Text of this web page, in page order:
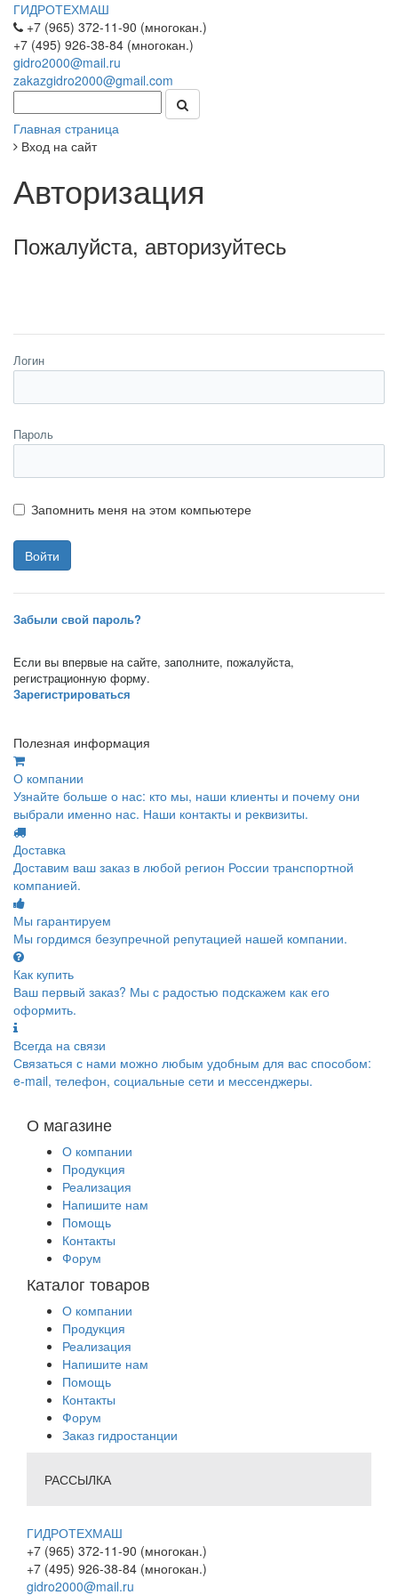
ГИДРОТЕХМАШ
+7 (965) 372-11-90 (многокан.)
+7 (495) 926-38-84 (многокан.)
gidro2000@mail.ru
zakazgidro2000@gmail.com
Главная страница
Вход на сайт
Авторизация
Пожалуйста, авторизуйтесь
Логин
Пароль
Запомнить меня на этом компьютере
Забыли свой пароль?
Если вы впервые на сайте, заполните, пожалуйста,
регистрационную форму.
Зарегистрироваться
Полезная информация
О компании
Узнайте больше о нас: кто мы, наши клиенты и почему они
выбрали именно нас. Наши контакты и реквизиты.
Доставка
Доставим ваш заказ в любой регион России транспортной
компанией.
Мы гарантируем
Мы гордимся безупречной репутацией нашей компании.
Как купить
Ваш первый заказ? Мы с радостью подскажем как его
оформить.
Всегда на связи
Связаться с нами можно любым удобным для вас способом:
e-mail, телефон, социальные сети и мессенджеры.
О магазине
О компании
Продукция
Реализация
Напишите нам
Помощь
Контакты
Форум
Каталог товаров
О компании
Продукция
Реализация
Напишите нам
Помощь
Контакты
Форум
Заказ гидростанции
РАССЫЛКА
ГИДРОТЕХМАШ
+7 (965) 372-11-90 (многокан.)
+7 (495) 926-38-84 (многокан.)
gidro2000@mail.ru